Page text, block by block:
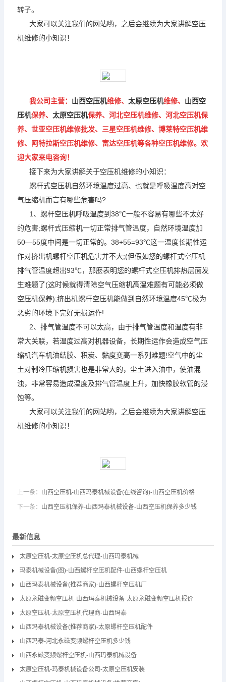
转子。
大家可以关注我们的网站哟，之后会继续为大家讲解空压
机维修的小知识！
我公司主营： 山西空压机维修、 太原空压机维修、 山西空
压机保养、 太原空压机保养、河北空压机维修、河北空压机保
养、世亚空压机维修批发、三星空压机维修、博莱特空压机维
修、阿特拉斯空压机维修、富达空压机等各种空压机维修。欢
迎大家来电咨询！
接下来为大家讲解关于空压机维修的小知识：
螺杆式空压机自然环境温度过高、也就是呼吸温度高对空
气压缩机而言有哪些危害吗?
1、螺杆空压机呼吸温度到38℃一般不容易有哪些不太好
的危害;螺杆式压缩机一切正常排气管温度，自然环境温度加
50—55度中间是一切正常的。38+55=93℃这一温度长期性运
作对挤出机螺杆空压机危害并不大;(但假如您的螺杆式空压机
排气管温度超出93℃，那麼表明您的螺杆式空压机排热层面发
生难题了(这时候就得清除空气压缩机高溫难题有可能必须做
空压机保养);挤出机螺杆空压机能做到自然环境温度45℃极为
恶劣的环境下完好无损运作!
2、排气管温度不可以太高，由于排气管温度和温度有非
常大关联，若温度过高对机器设备，长期性运作会造成空气压
缩机汽车机油结胶、积炭、黏度变高一系列难题!空气中的尘
土对制冷压缩机损害也是非常大的，尘土进入油中，使油混
浊，非常容易造成温度及排气管温度上升，加快橡胶软管的浸
蚀等。
大家可以关注我们的网站哟，之后会继续为大家讲解空压
机维修的小知识！
上一条： 山西空压机-山西玛泰机械设备(在线咨询)-山西空压机价格
下一条： 山西空压机保养-山西玛泰机械设备-山西空压机保养多少钱
最新信息
太原空压机-太原空压机总代理-山西玛泰机械
玛泰机械设备(图)-山西螺杆空压机配件-山西螺杆空压机
山西玛泰机械设备(推荐商家)-山西螺杆空压机厂
太原永磁变频空压机-山西玛泰机械设备-太原永磁变频空压机报价
太原空压机-太原空压机代理商-山西玛泰
山西玛泰机械设备(推荐商家)-太原螺杆空压机配件
山西玛泰-河北永磁变频螺杆空压机多少钱
山西永磁变频螺杆空压机-山西玛泰机械设备
太原空压机-玛泰机械设备公司-太原空压机安装